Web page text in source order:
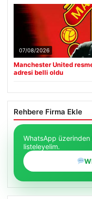
07/08/2026
Manchester United
adresi belli oldu
Rehbere Firma Ekle
WhatsApp üzerinden
listeleyelim.